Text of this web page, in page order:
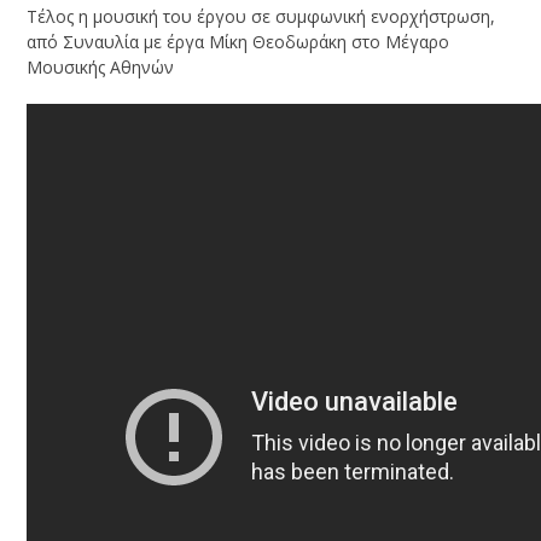
Τέλος η μουσική του έργου σε συμφωνική ενορχήστρωση,
από Συναυλία με έργα Μίκη Θεοδωράκη στο Μέγαρο
Μουσικής Αθηνών